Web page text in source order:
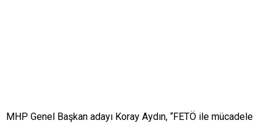
MHP Genel Başkan adayı Koray Aydın, “FETÖ ile mücadele